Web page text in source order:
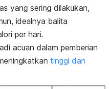
yang sering dilakukan,
idealnya balita
per hari.
acuan dalam pemberian
tinggi dan